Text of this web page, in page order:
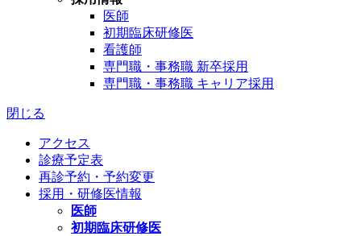
医師
初期臨床研修医
看護師
専門職・事務職 新卒採用
専門職・事務職 キャリア採用
閉じる
アクセス
診療予定表
再診予約・予約変更
採用・研修医情報
医師
初期臨床研修医